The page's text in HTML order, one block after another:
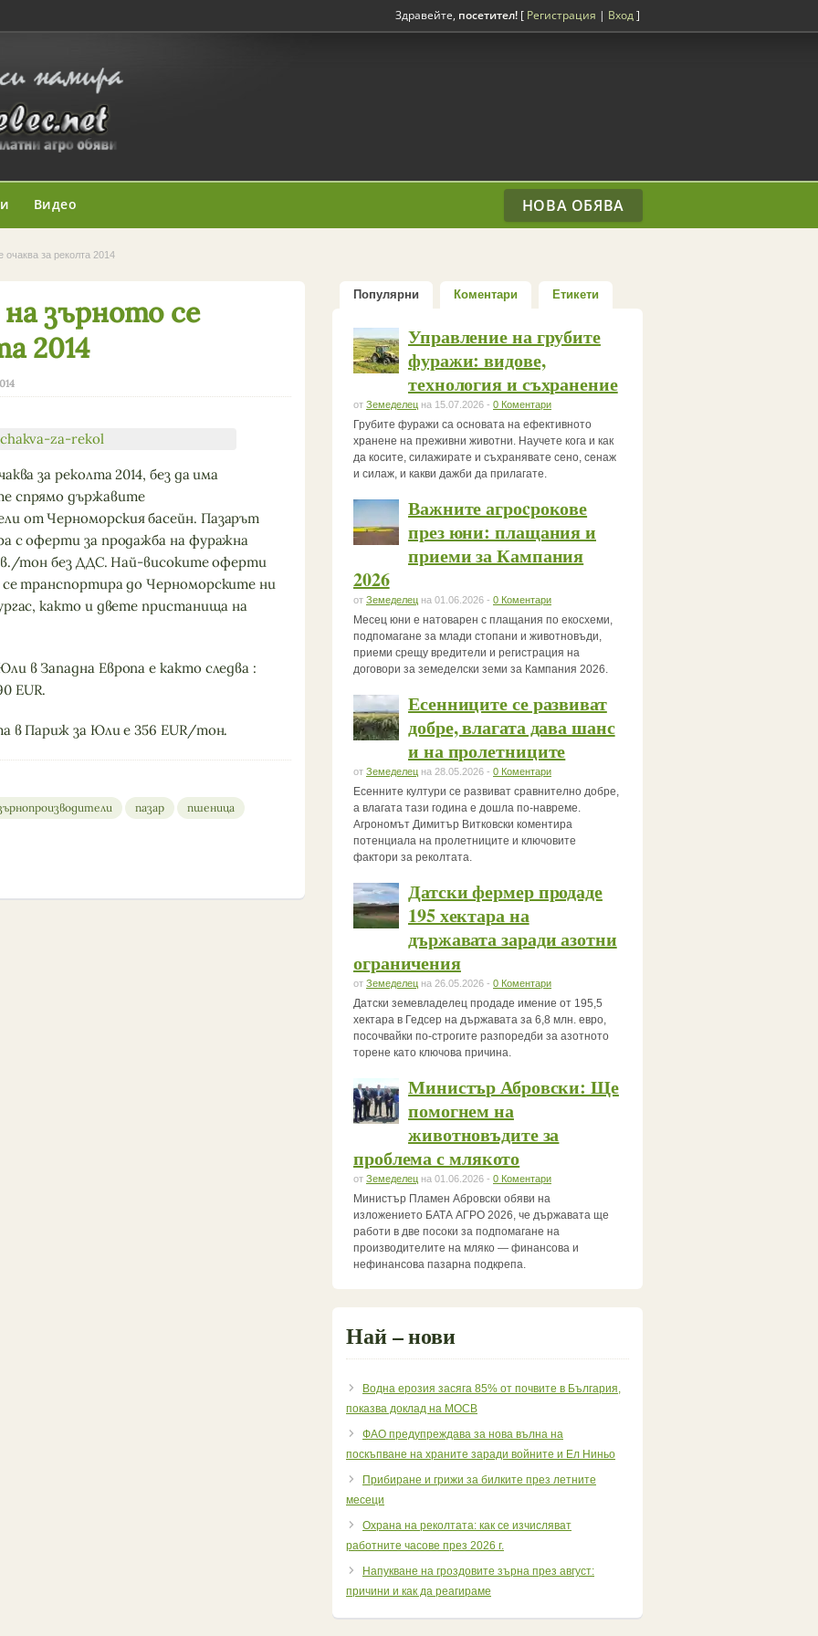
Здравейте, посетител! [ Регистрация | Вход]
Видео НОВА ОБЯВА
очаква за реколта 2014
зърното се
2014
за реколта 2014, без да има
спрямо държавите
от Черноморския басейн. Пазарът
с оферти за продажба на фуражна
тон без ДДС. Най-високите оферти
транспортира до Черноморските ни
както и двете пристанища на
в Западна Европа е както следва :
EUR.
в Париж за Юли е 356 EUR/тон.
пазар
пшеница
Популярни Коментари Етикети
Управление на грубите
фуражи: видове,
технология и съхранение
от Земеделец на 15.07.2026 - 0 Коментари
Грубите фуражи са основата на ефективното
хранене на преживни животни. Научете кога и как
да косите, силажирате и съхранявате сено, сенаж
и силаж, и какви дажби да прилагате.
Важните агроcрокове
през юни: плащания и
приеми за Кампания
2026
от Земеделец на 01.06.2026 - 0 Коментари
Месец юни е натоварен с плащания по екосхеми,
подпомагане за млади стопани и животновъди,
приеми срещу вредители и регистрация на
договори за земеделски земи за Кампания 2026.
Есенниците се развиват
добре, влагата дава шанс
и на пролетниците
от Земеделец на 28.05.2026 - 0 Коментари
Есенните култури се развиват сравнително добре,
а влагата тази година е дошла по-навреме.
Агрономът Димитър Витковски коментира
потенциала на пролетниците и ключовите
фактори за реколтата.
Датски фермер продаде
195 хектара на
държавата заради азотни
ограничения
от Земеделец на 26.05.2026 - 0 Коментари
Датски земевладелец продаде имение от 195,5
хектара в Гедсер на държавата за 6,8 млн. евро,
посочвайки по-строгите разпоредби за азотното
торене като ключова причина.
Министър Абровски: Ще
помогнем на
животновъдите за
проблема с млякото
от Земеделец на 01.06.2026 - 0 Коментари
Министър Пламен Абровски обяви на
изложението БАТА АГРО 2026, че държавата ще
работи в две посоки за подпомагане на
производителите на мляко — финансова и
нефинансова пазарна подкрепа.
Най – нови
Водна ерозия засяга 85% от почвите в България,
показва доклад на МОСВ
ФАО предупреждава за нова вълна на
поскъпване на храните заради войните и Ел Ниньо
Прибиране и грижи за билките през летните
месеци
Охрана на реколтата: как се изчисляват
работните часове през 2026 г.
Напукване на гроздовите зърна през август:
причини и как да реагираме